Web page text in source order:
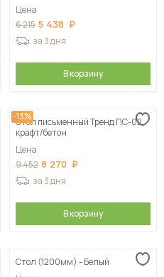
Цена
6 215 5 438
за 3 дня
В корзину
-13%
Стол письменный Тренд ПС-02,
крафт/бетон
Цена
9 452 8 270
за 3 дня
В корзину
Стол (1200мм) - Белый